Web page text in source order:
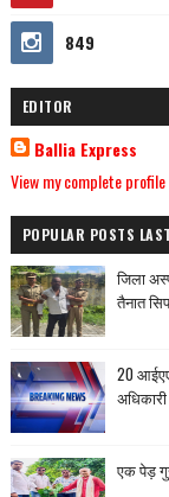
849
EDITOR
Ballia Express
View my complete profile
POPULAR POSTS
जिला
तैनात
20
एक पेड़